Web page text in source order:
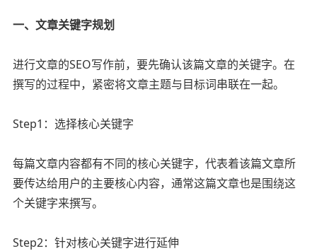
一、文章关键字规划
进行文章的SEO写作前，要先确认该篇文章的关键字。在
撰写的过程中，紧密将文章主题与目标词串联在一起。
Step1：选择核心关键字
每篇文章内容都有不同的核心关键字，代表着该篇文章所
要传达给用户的主要核心内容，通常这篇文章也是围绕这
个关键字来撰写。
Step2：针对核心关键字进行延伸